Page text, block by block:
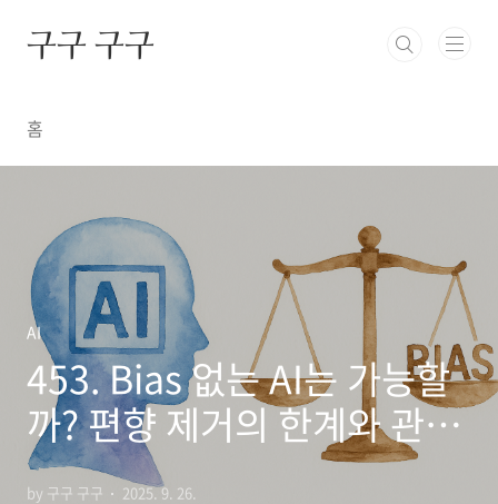
구구 구구
홈
AI
453. Bias 없는 AI는 가능할
까? 편향 제거의 한계와 관리
전략
by 구구 구구 2025. 9. 26.